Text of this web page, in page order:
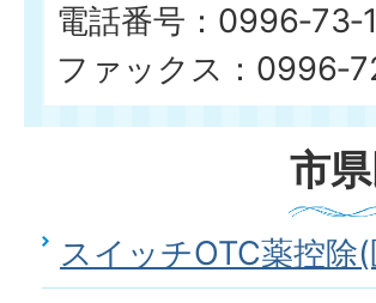
電話番号：
ファックス：
市
スイッチOTC薬控除